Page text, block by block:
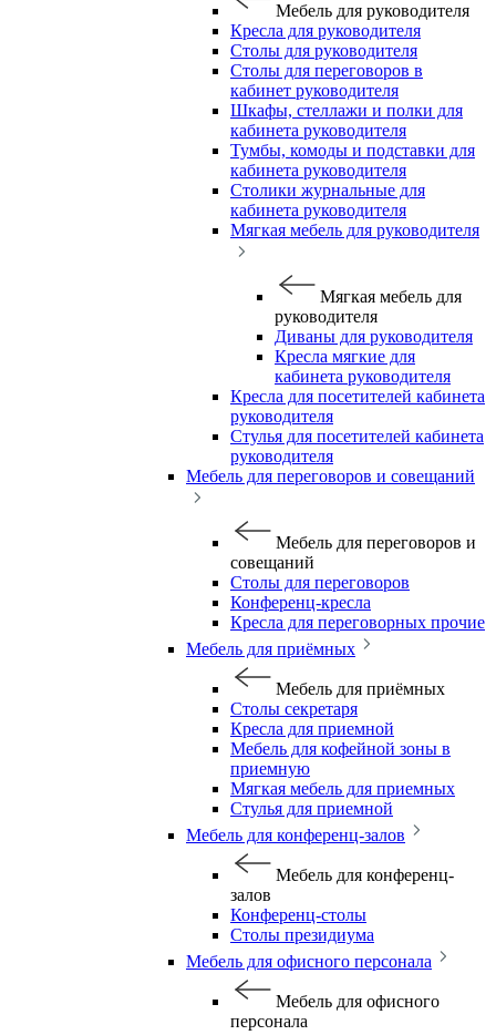
Мебель для руководителя
Кресла для руководителя
Столы для руководителя
Столы для переговоров в
кабинет руководителя
Шкафы, стеллажи и полки для
кабинета руководителя
Тумбы, комоды и подставки для
кабинета руководителя
Столики журнальные для
кабинета руководителя
Мягкая мебель для руководителя
Мягкая мебель для
руководителя
Диваны для руководителя
Кресла мягкие для
кабинета руководителя
Кресла для посетителей кабинета
руководителя
Стулья для посетителей кабинета
руководителя
Мебель для переговоров и совещаний
Мебель для переговоров и
совещаний
Столы для переговоров
Конференц-кресла
Кресла для переговорных прочие
Мебель для приёмных
Мебель для приёмных
Столы секретаря
Кресла для приемной
Мебель для кофейной зоны в
приемную
Мягкая мебель для приемных
Стулья для приемной
Мебель для конференц-залов
Мебель для конференц-
залов
Конференц-столы
Столы президиума
Мебель для офисного персонала
Мебель для офисного
персонала